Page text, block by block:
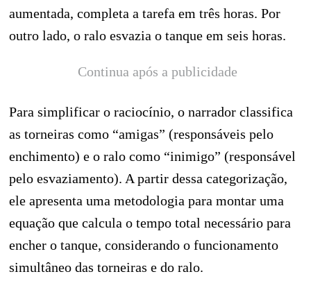
aumentada, completa a tarefa em três horas. Por
outro lado, o ralo esvazia o tanque em seis horas.
Continua após a publicidade
Para simplificar o raciocínio, o narrador classifica
as torneiras como “amigas” (responsáveis pelo
enchimento) e o ralo como “inimigo” (responsável
pelo esvaziamento). A partir dessa categorização,
ele apresenta uma metodologia para montar uma
equação que calcula o tempo total necessário para
encher o tanque, considerando o funcionamento
simultâneo das torneiras e do ralo.